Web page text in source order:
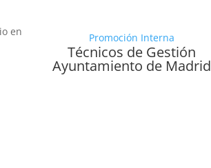
en Promoción Interna
Técnicos de Gestión
Ayuntamiento de Madrid